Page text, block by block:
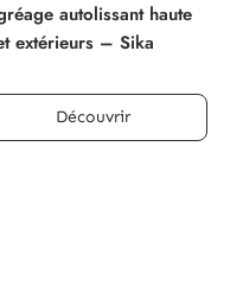
autolissant haute
extérieurs – Sika
Découvrir